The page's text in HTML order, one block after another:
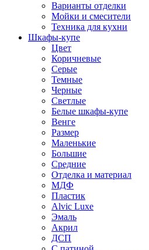
Варианты отделки
Мойки и смесители
Техника для кухни
Шкафы-купе
Цвет
Коричневые
Серые
Темные
Черные
Светлые
Белые шкафы-купе
Венге
Размер
Маленькие
Большие
Средние
Отделка и материал
МДФ
Пластик
Alvic Luxe
Эмаль
Акрил
ДСП